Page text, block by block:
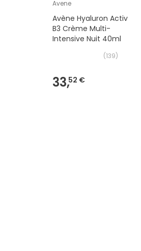
Avene
Avène Hyaluron Activ
B3 Crème Multi-
Intensive Nuit 40ml
(139)
33,52 €